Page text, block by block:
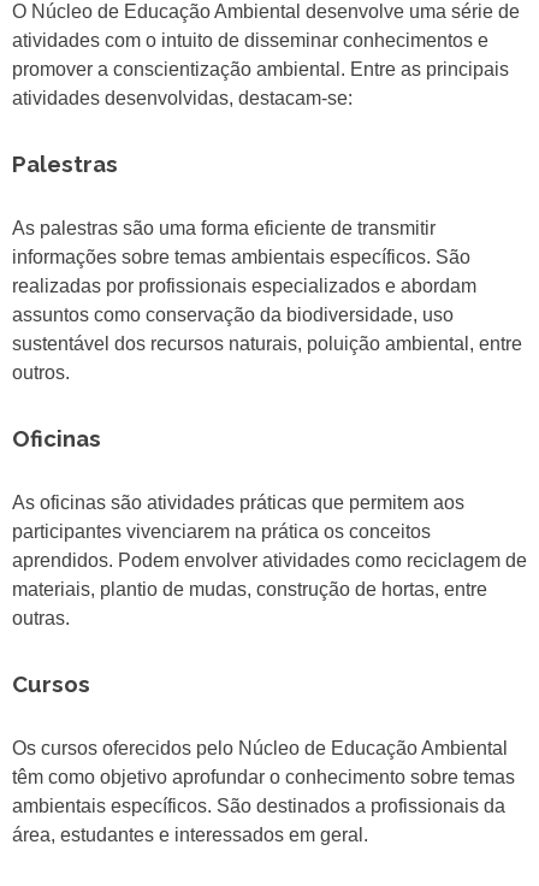
O Núcleo de Educação Ambiental desenvolve uma série de
atividades com o intuito de disseminar conhecimentos e
promover a conscientização ambiental. Entre as principais
atividades desenvolvidas, destacam-se:
Palestras
As palestras são uma forma eficiente de transmitir
informações sobre temas ambientais específicos. São
realizadas por profissionais especializados e abordam
assuntos como conservação da biodiversidade, uso
sustentável dos recursos naturais, poluição ambiental, entre
outros.
Oficinas
As oficinas são atividades práticas que permitem aos
participantes vivenciarem na prática os conceitos
aprendidos. Podem envolver atividades como reciclagem de
materiais, plantio de mudas, construção de hortas, entre
outras.
Cursos
Os cursos oferecidos pelo Núcleo de Educação Ambiental
têm como objetivo aprofundar o conhecimento sobre temas
ambientais específicos. São destinados a profissionais da
área, estudantes e interessados em geral.